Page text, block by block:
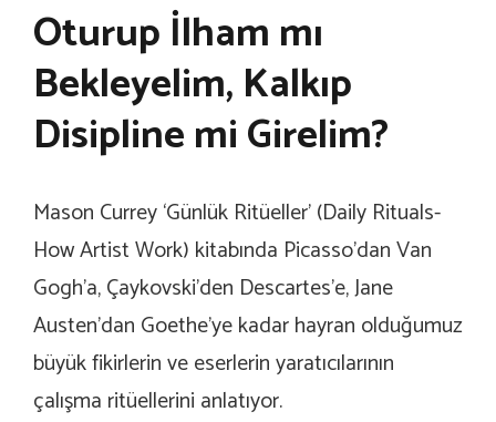
Oturup İlham mı
Bekleyelim, Kalkıp
Disipline mi Girelim?
Mason Currey ‘Günlük Ritüeller’ (Daily Rituals-
How Artist Work) kitabında Picasso’dan Van
Gogh’a, Çaykovski’den Descartes’e, Jane
Austen’dan Goethe’ye kadar hayran olduğumuz
büyük fikirlerin ve eserlerin yaratıcılarının
çalışma ritüellerini anlatıyor.